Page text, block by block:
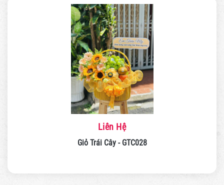
Liên Hệ
Giỏ Trái Cây - GTC028